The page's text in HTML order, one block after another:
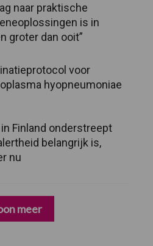
naar praktische
is in
groter dan ooit”
voor
hyopneumoniae
in Finland onderstreept
belangrijk is,
nu
meer